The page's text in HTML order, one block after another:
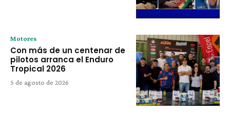
Motores
Con más de un centenar de
pilotos arranca el Enduro
Tropical 2026
5 de agosto de 2026